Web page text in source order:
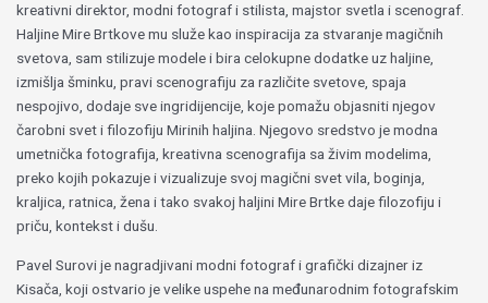
kreativni direktor, modni fotograf i stilista, majstor svetla i scenograf.
Haljine Mire Brtkove mu služe kao inspiracija za stvaranje magičnih
svetova, sam stilizuje modele i bira celokupne dodatke uz haljine,
izmišlja šminku, pravi scenografiju za različite svetove, spaja
nespojivo, dodaje sve ingridijencije, koje pomažu objasniti njegov
čarobni svet i filozofiju Mirinih haljina. Njegovo sredstvo je modna
umetnička fotografija, kreativna scenografija sa živim modelima,
preko kojih pokazuje i vizualizuje svoj magični svet vila, boginja,
kraljica, ratnica, žena i tako svakoj haljini Mire Brtke daje filozofiju i
priču, kontekst i dušu.
Pavel Surovi je nagradjivani modni fotograf i grafički dizajner iz
Kisača, koji ostvario je velike uspehe na međunarodnim fotografskim